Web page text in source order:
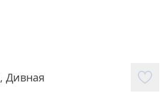
, Дивная